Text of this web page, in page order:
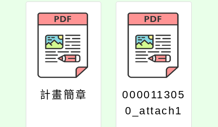
計畫簡章
000011305
0_attach1